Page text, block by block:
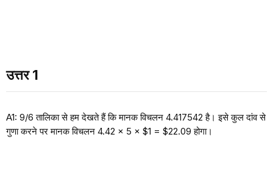
उत्तर 1
A1: 9/6 तालिका से हम देखते हैं कि मानक विचलन 4.417542 है। इसे कुल दांव से
गुणा करने पर मानक विचलन 4.42 × 5 × $1 = $22.09 होगा।